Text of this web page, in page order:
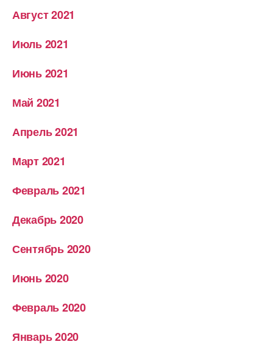
Август 2021
Июль 2021
Июнь 2021
Май 2021
Апрель 2021
Март 2021
Февраль 2021
Декабрь 2020
Сентябрь 2020
Июнь 2020
Февраль 2020
Январь 2020